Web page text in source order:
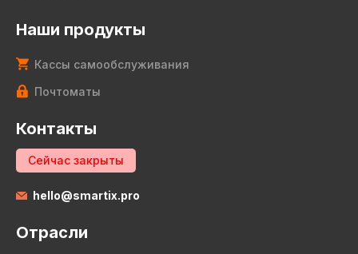
Наши продукты
Кассы самообслуживания
Почтоматы
Контакты
Сейчас закрыты
hello@smartix.pro
Отрасли